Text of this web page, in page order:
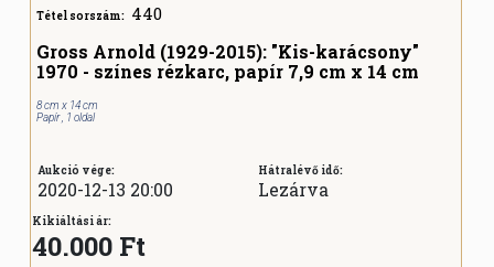
Tétel sorszám: 440
Gross Arnold (1929-2015): "Kis-karácsony"
1970 - színes rézkarc, papír 7,9 cm x 14 cm
8 cm x 14 cm
Papír , 1 oldal
Aukció vége:
2020-12-13 20:00
Hátralévő idő:
Lezárva
Kikiáltási ár:
40.000 Ft